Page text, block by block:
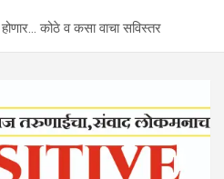
कोठे व कसा वाचा सविस्तर